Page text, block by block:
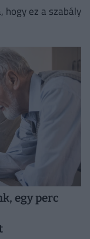
hogy ez a szabály
egy perc